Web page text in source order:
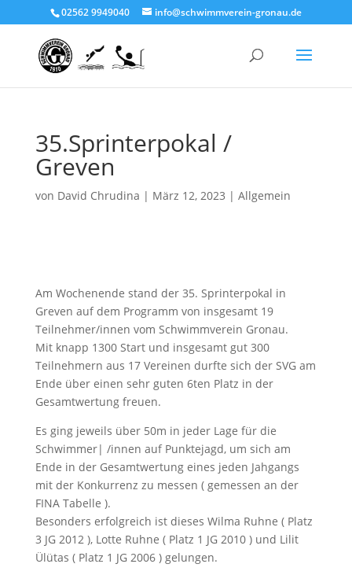
02562 9949040 info@schwimmverein-gronau.de
35.Sprinterpokal /
Greven
von David Chrudina | März 12, 2023 | Allgemein
Am Wochenende stand der 35. Sprinterpokal in
Greven auf dem Programm von insgesamt 19
Teilnehmer/innen vom Schwimmverein Gronau.
Mit knapp 1300 Start und insgesamt gut 300
Teilnehmern aus 17 Vereinen durfte sich der SVG am
Ende über einen sehr guten 6ten Platz in der
Gesamtwertung freuen.
Es ging jeweils über 50m in jeder Lage für die
Schwimmer| /innen auf Punktejagd, um sich am
Ende in der Gesamtwertung eines jeden Jahgangs
mit der Konkurrenz zu messen ( gemessen an der
FINA Tabelle ).
Besonders erfolgreich ist dieses Wilma Ruhne ( Platz
3 JG 2012 ), Lotte Ruhne ( Platz 1 JG 2010 ) und Lilit
Ülütas ( Platz 1 JG 2006 ) gelungen.